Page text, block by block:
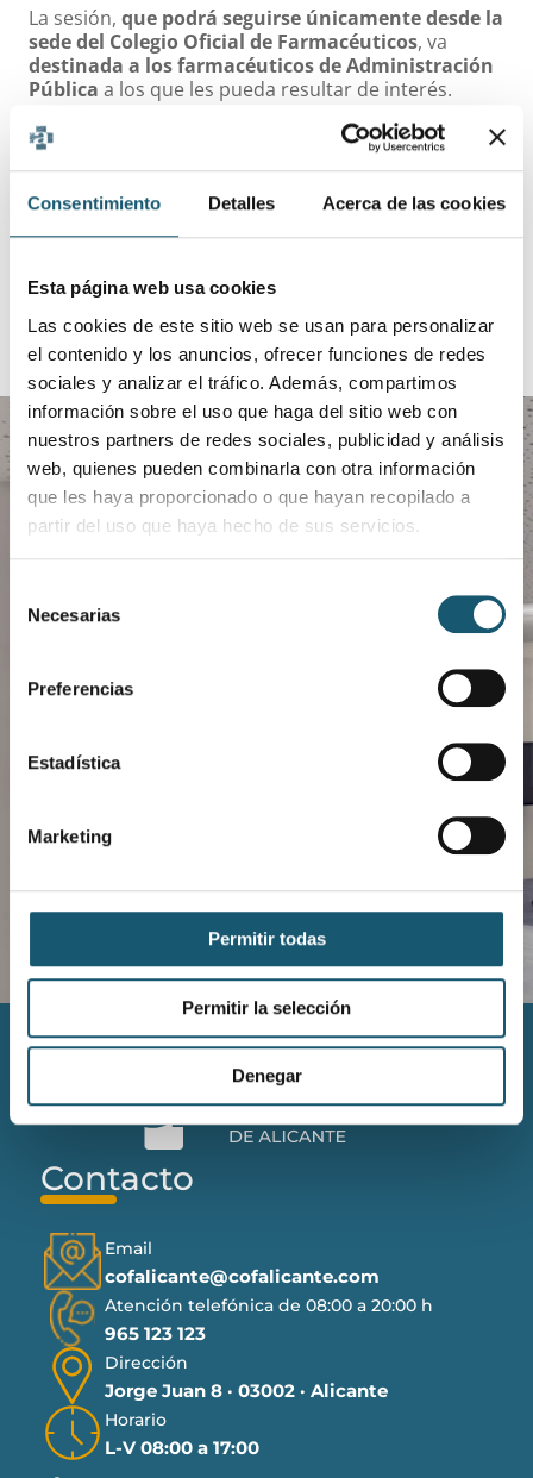
Consentimiento Detalles Acerca de las cookies
Esta página web usa cookies
Las cookies de este sitio web se usan para personalizar
el contenido y los anuncios, ofrecer funciones de redes
sociales y analizar el tráfico. Además, compartimos
información sobre el uso que haga del sitio web con
nuestros partners de redes sociales, publicidad y análisis
web, quienes pueden combinarla con otra información
que les haya proporcionado o que hayan recopilado a
partir del uso que haya hecho de sus servicios.
Necesarias
Preferencias
Estadística
Marketing
Permitir todas
Permitir la selección
Denegar
La sesión, que podrá seguirse únicamente desde la
sede del Colegio Oficial de Farmacéuticos, va
destinada a los farmacéuticos de Administración
Pública a los que les pueda resultar de interés.
+ INFORMACIÓN
ANTERIOR SIGUIENTE
tu farmacia.
Consultas
Contacto
Email
cofalicante@cofalicante.com
Atención telefónica de 08:00 a 20:00 h
965 123 123
Dirección
Jorge Juan 8 · 03002 · Alicante
Horario
L-V 08:00 a 17:00